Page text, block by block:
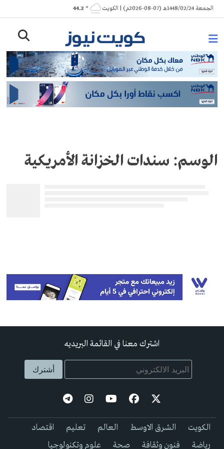
Skip
to
الجمعة 1448/02/24هـ (07-08-2026م) | الكويت ° 44.2
الوسم: سندات الخزانة الأمريكية
اشترك معنا في القائمة البريديه
الكويت الشرق الاوسط العالم تعليم
اقتصاد
رياضة
فنون وثقافة صحة علوم وتكنولوجيا